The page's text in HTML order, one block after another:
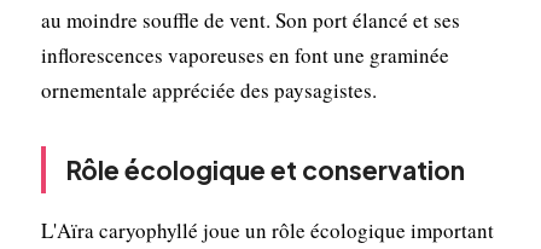
au moindre souffle de vent. Son port élancé et ses
inflorescences vaporeuses en font une graminée
ornementale appréciée des paysagistes.
Rôle écologique et conservation
L'Aïra caryophyllé joue un rôle écologique important